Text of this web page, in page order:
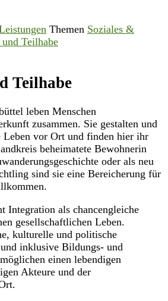
Themen Soziales &
Teilhabe
Teilhabe
leben Menschen
zusammen. Sie gestalten und
Leben vor Ort und finden hier ihr
beheimatete Bewohnerin
oder als neu
sind sie eine Bereicherung für
Integration als chancengleiche
gesellschaftlichen Leben.
kulturelle und politische
inklusive Bildungs- und
einen lebendigen
Akteure und der